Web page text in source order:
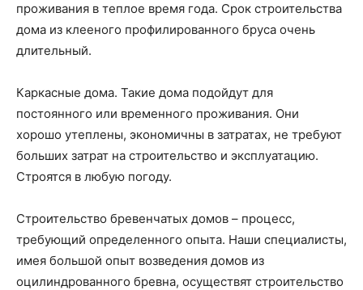
проживания в теплое время года. Срок строительства
дома из клееного профилированного бруса очень
длительный.
Каркасные дома. Такие дома подойдут для
постоянного или временного проживания. Они
хорошо утеплены, экономичны в затратах, не требуют
больших затрат на строительство и эксплуатацию.
Строятся в любую погоду.
Строительство бревенчатых домов – процесс,
требующий определенного опыта. Наши специалисты,
имея большой опыт возведения домов из
оцилиндрованного бревна, осуществят строительство